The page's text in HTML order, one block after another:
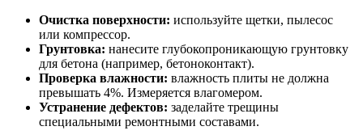
Очистка поверхности: используйте щетки, пылесос
или компрессор.
Грунтовка: нанесите глубокопроникающую грунтовку
для бетона (например, бетоноконтакт).
Проверка влажности: влажность плиты не должна
превышать 4%. Измеряется влагомером.
Устранение дефектов: заделайте трещины
специальными ремонтными составами.